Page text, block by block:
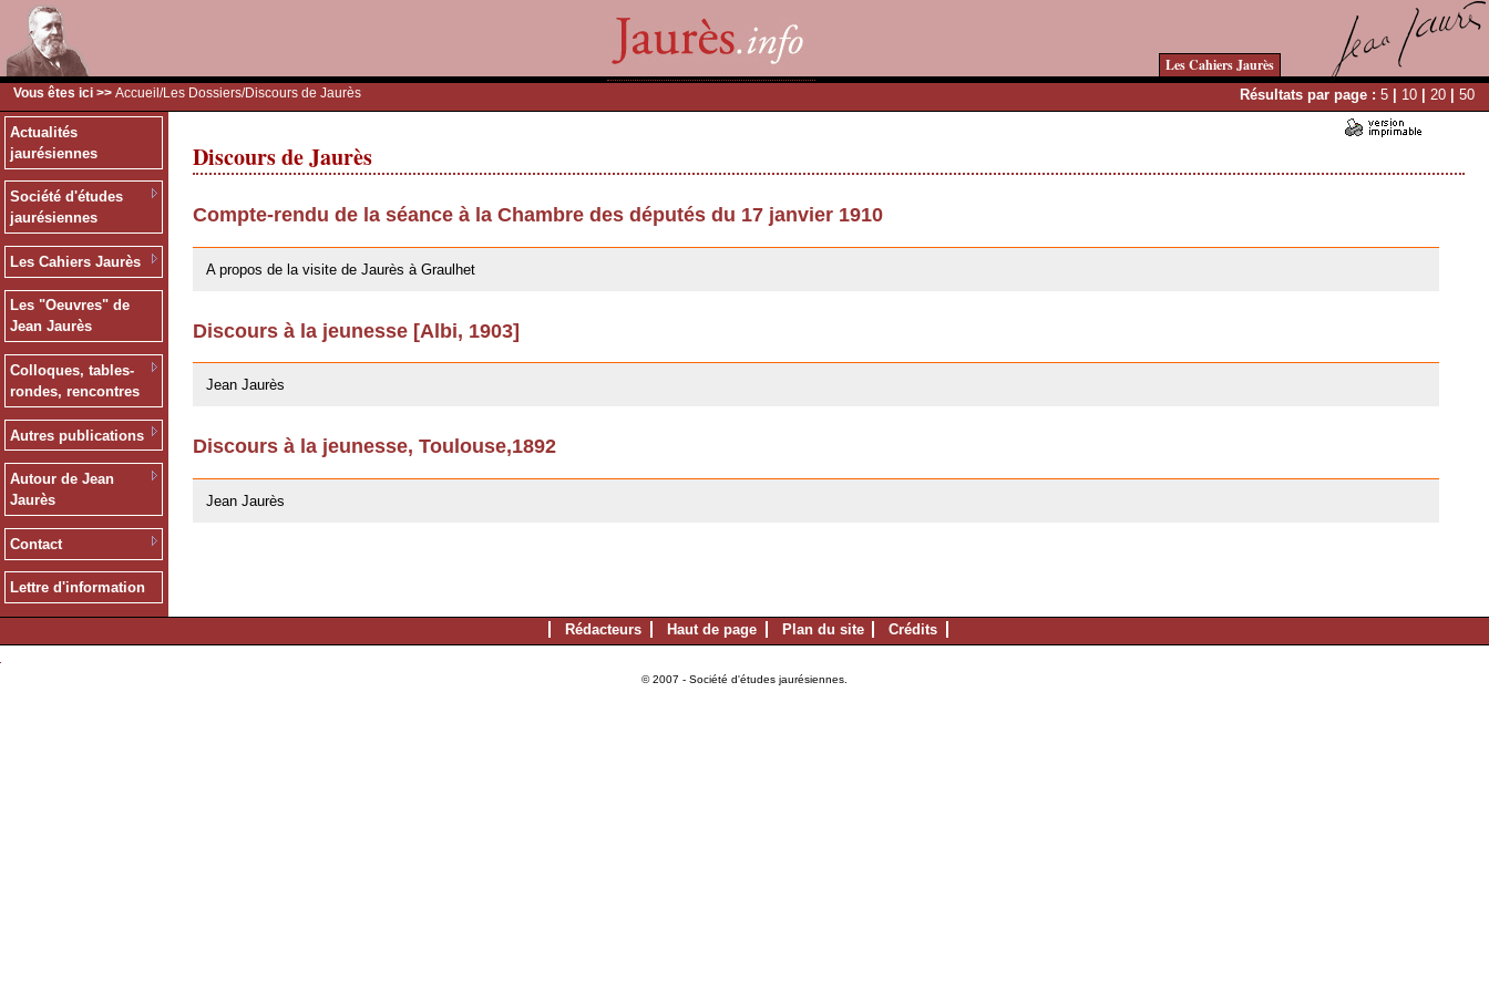
Les Cahiers Jaurès
Vous êtes ici >> Accueil /Les Dossiers/Discours de Jaurès Résultats par page : 5 | 10 | 20 | 50
Actualités
jaurésiennes
Société d'études
jaurésiennes
Les Cahiers Jaurès
Les "Oeuvres" de
Jean Jaurès
Colloques, tables-
rondes, rencontres
Autres publications
Autour de Jean
Jaurès
Contact
Lettre d'information
Discours de Jaurès
Compte-rendu de la séance à la Chambre des députés du 17 janvier 1910
A propos de la visite de Jaurès à Graulhet
Discours à la jeunesse [Albi, 1903]
Jean Jaurès
Discours à la jeunesse, Toulouse,1892
Jean Jaurès
Rédacteurs Haut de page Plan du site Crédits
© 2007 - Société d'études jaurésiennes.